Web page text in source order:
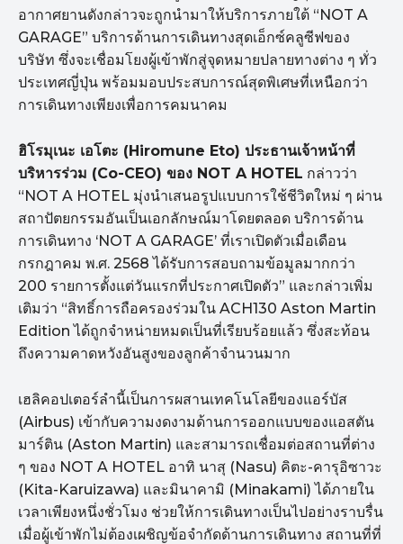
อากาศยานดังกล่าวจะถูกนำมาให้บริการภายใต้ “NOT A
GARAGE” บริการด้านการเดินทางสุดเอ็กซ์คลูซีฟของ
บริษัท ซึ่งจะเชื่อมโยงผู้เข้าพักสู่จุดหมายปลายทางต่าง ๆ ทั่ว
ประเทศญี่ปุ่น พร้อมมอบประสบการณ์สุดพิเศษที่เหนือกว่า
การเดินทางเพียงเพื่อการคมนาคม
ฮิโรมุเนะ เอโตะ (Hiromune Eto) ประธานเจ้าหน้าที่
บริหารร่วม (Co-CEO) ของ NOT A HOTEL กล่าวว่า
“NOT A HOTEL มุ่งนำเสนอรูปแบบการใช้ชีวิตใหม่ ๆ ผ่าน
สถาปัตยกรรมอันเป็นเอกลักษณ์มาโดยตลอด บริการด้าน
การเดินทาง ‘NOT A GARAGE’ ที่เราเปิดตัวเมื่อเดือน
กรกฎาคม พ.ศ. 2568 ได้รับการสอบถามข้อมูลมากกว่า
200 รายการตั้งแต่วันแรกที่ประกาศเปิดตัว” และกล่าวเพิ่ม
เติมว่า “สิทธิ์การถือครองร่วมใน ACH130 Aston Martin
Edition ได้ถูกจำหน่ายหมดเป็นที่เรียบร้อยแล้ว ซึ่งสะท้อน
ถึงความคาดหวังอันสูงของลูกค้าจำนวนมาก
เฮลิคอปเตอร์ลำนี้เป็นการผสานเทคโนโลยีของแอร์บัส
(Airbus) เข้ากับความงดงามด้านการออกแบบของแอสตัน
มาร์ติน (Aston Martin) และสามารถเชื่อมต่อสถานที่ต่าง
ๆ ของ NOT A HOTEL อาทิ นาสุ (Nasu) คิตะ-คารุอิซาวะ
(Kita-Karuizawa) และมินาคามิ (Minakami) ได้ภายใน
เวลาเพียงหนึ่งชั่วโมง ช่วยให้การเดินทางเป็นไปอย่างราบรื่น
เมื่อผู้เข้าพักไม่ต้องเผชิญข้อจำกัดด้านการเดินทาง สถานที่ที่